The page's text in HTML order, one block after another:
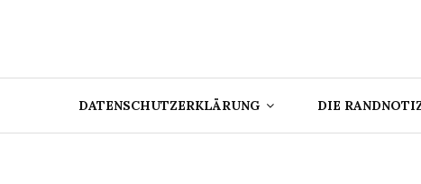
DATENSCHUTZERKLÄRUNG DIE